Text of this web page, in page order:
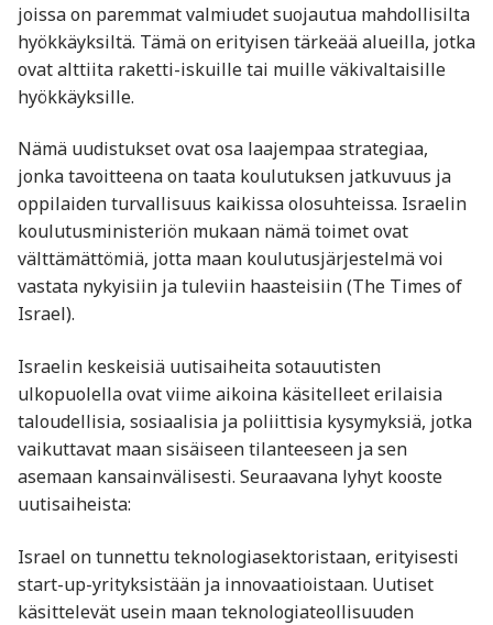
joissa on paremmat valmiudet suojautua mahdollisilta
hyökkäyksiltä. Tämä on erityisen tärkeää alueilla, jotka
ovat alttiita raketti-iskuille tai muille väkivaltaisille
hyökkäyksille.
Nämä uudistukset ovat osa laajempaa strategiaa,
jonka tavoitteena on taata koulutuksen jatkuvuus ja
oppilaiden turvallisuus kaikissa olosuhteissa. Israelin
koulutusministeriön mukaan nämä toimet ovat
välttämättömiä, jotta maan koulutusjärjestelmä voi
vastata nykyisiin ja tuleviin haasteisiin ​(The Times of
Israel).
Israelin keskeisiä uutisaiheita sotauutisten
ulkopuolella ovat viime aikoina käsitelleet erilaisia
taloudellisia, sosiaalisia ja poliittisia kysymyksiä, jotka
vaikuttavat maan sisäiseen tilanteeseen ja sen
asemaan kansainvälisesti. Seuraavana lyhyt kooste
uutisaiheista:
Israel on tunnettu teknologiasektoristaan, erityisesti
start-up-yrityksistään ja innovaatioistaan. Uutiset
käsittelevät usein maan teknologiateollisuuden